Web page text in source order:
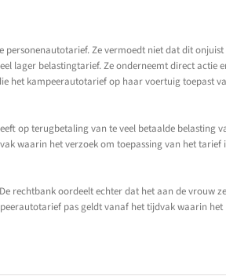
Ze vermoedt niet dat dit onjuist
lager belastingtarief. Ze onderneemt direct actie
het kampeerautotarief op haar voertuig toepast
op terugbetaling van te veel betaalde belasting
waarin het verzoek om toepassing van het tarief
rechtbank oordeelt echter dat het aan de vrouw
pas geldt vanaf het tijdvak waarin het